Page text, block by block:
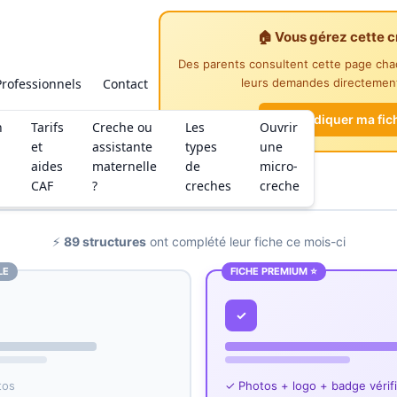
Tarifs
et
aides
CAF
Creche ou
assistante
maternelle
?
Les
types
de
creches
Ouvrir
une
micro-
creche
Contact
🏠 Vous gérez cette
Des parents consultent cette page
leurs demandes
Revendiquer ma
⚡ 89 structuresont complété leur fiche ce mois-ci
FICHE PREMIUM ⭐
✓
✓ Photos + logo + badge